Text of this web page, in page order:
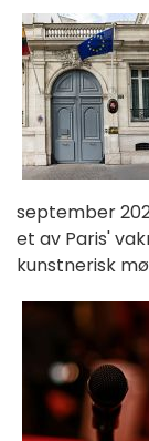
september
et av Paris'
kunstnerisk